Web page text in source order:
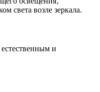
света возле зеркала.
и